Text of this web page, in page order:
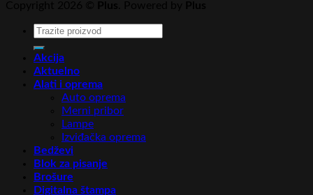
Pretraga
Akcija
Aktuelno
Alati i oprema
Auto oprema
Merni pribor
Lampe
Izviđačka oprema
Bedževi
Blok za pisanje
Brošure
Digitalna štampa